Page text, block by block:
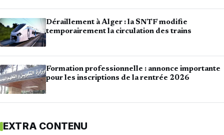
Déraillement à Alger : la SNTF modifie
temporairement la circulation des trains
Formation professionnelle : annonce importante
pour les inscriptions de la rentrée 2026
EXTRA CONTENU